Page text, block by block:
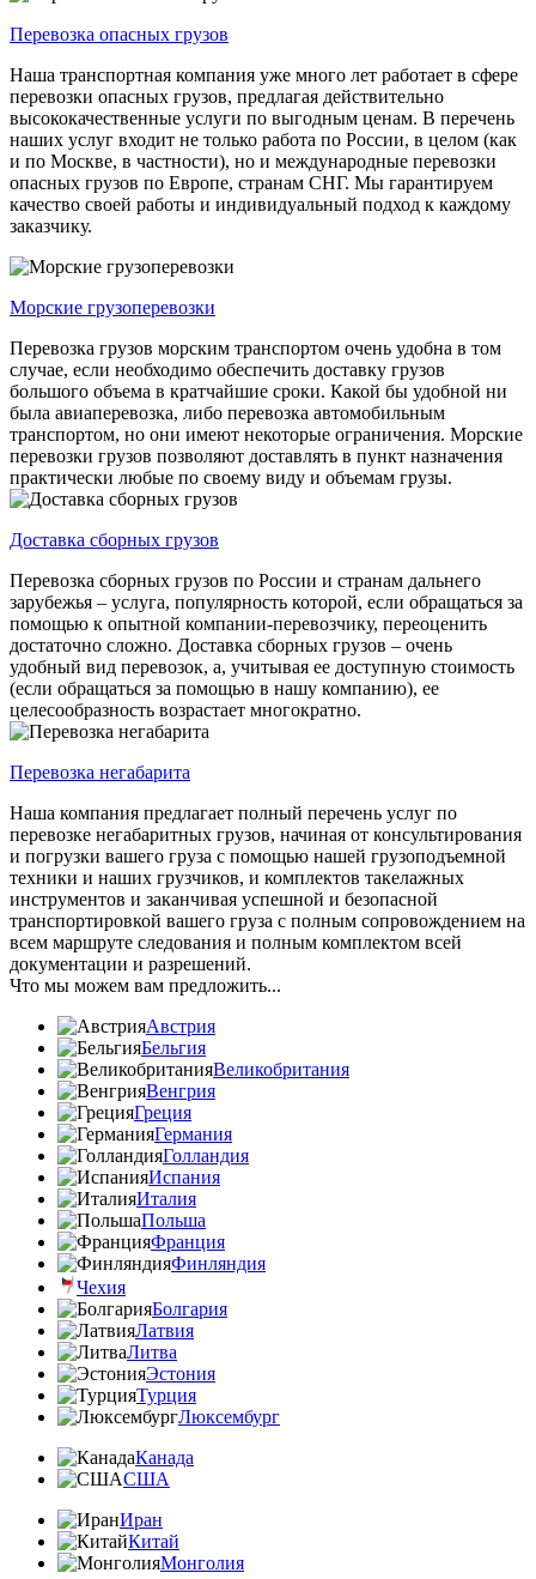
Перевозка опасных грузов
Наша транспортная компания уже много лет работает в сфере
перевозки опасных грузов, предлагая действительно
высококачественные услуги по выгодным ценам. В перечень
наших услуг входит не только работа по России, в целом (как
и по Москве, в частности), но и международные перевозки
опасных грузов по Европе, странам СНГ. Мы гарантируем
качество своей работы и индивидуальный подход к каждому
заказчику.
Морские грузоперевозки
Перевозка грузов морским транспортом очень удобна в том
случае, если необходимо обеспечить доставку грузов
большого объема в кратчайшие сроки. Какой бы удобной ни
была авиаперевозка, либо перевозка автомобильным
транспортом, но они имеют некоторые ограничения. Морские
перевозки грузов позволяют доставлять в пункт назначения
практически любые по своему виду и объемам грузы.
Доставка сборных грузов
Перевозка сборных грузов по России и странам дальнего
зарубежья – услуга, популярность которой, если обращаться за
помощью к опытной компании-перевозчику, переоценить
достаточно сложно. Доставка сборных грузов – очень
удобный вид перевозок, а, учитывая ее доступную стоимость
(если обращаться за помощью в нашу компанию), ее
целесообразность возрастает многократно.
Перевозка негабарита
Наша компания предлагает полный перечень услуг по
перевозке негабаритных грузов, начиная от консультирования
и погрузки вашего груза с помощью нашей грузоподъемной
техники и наших грузчиков, и комплектов такелажных
инструментов и заканчивая успешной и безопасной
транспортировкой вашего груза с полным сопровождением на
всем маршруте следования и полным комплектом всей
документации и разрешений.
Что мы можем вам предложить...
Австрия
Бельгия
Великобритания
Венгрия
Греция
Германия
Голландия
Испания
Италия
Польша
Франция
Финляндия
Чехия
Болгария
Латвия
Литва
Эстония
Турция
Люксембург
Канада
США
Иран
Китай
Монголия